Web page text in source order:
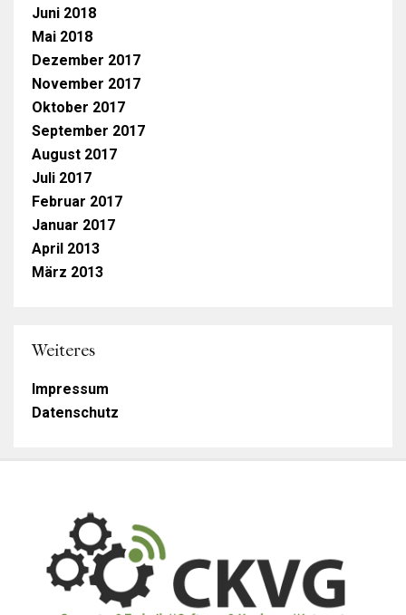
Juni 2018
Mai 2018
Dezember 2017
November 2017
Oktober 2017
September 2017
August 2017
Juli 2017
Februar 2017
Januar 2017
April 2013
März 2013
Weiteres
Impressum
Datenschutz